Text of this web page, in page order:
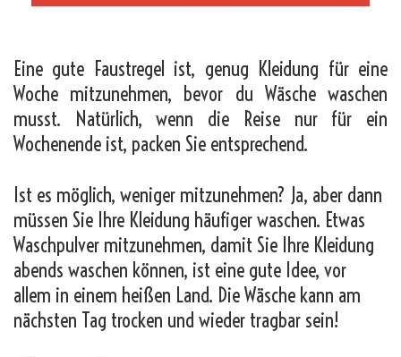
Eine gute Faustregel ist, genug Kleidung für eine
Woche mitzunehmen, bevor du Wäsche waschen
musst. Natürlich, wenn die Reise nur für ein
Wochenende ist, packen Sie entsprechend.
Ist es möglich, weniger mitzunehmen? Ja, aber dann
müssen Sie Ihre Kleidung häufiger waschen. Etwas
Waschpulver mitzunehmen, damit Sie Ihre Kleidung
abends waschen können, ist eine gute Idee, vor
allem in einem heißen Land. Die Wäsche kann am
nächsten Tag trocken und wieder tragbar sein!